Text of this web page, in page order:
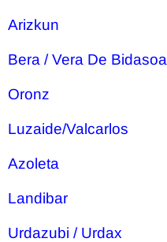
Arizkun
Bera / Vera De Bidasoa
Oronz
Luzaide/Valcarlos
Azoleta
Landibar
Urdazubi / Urdax